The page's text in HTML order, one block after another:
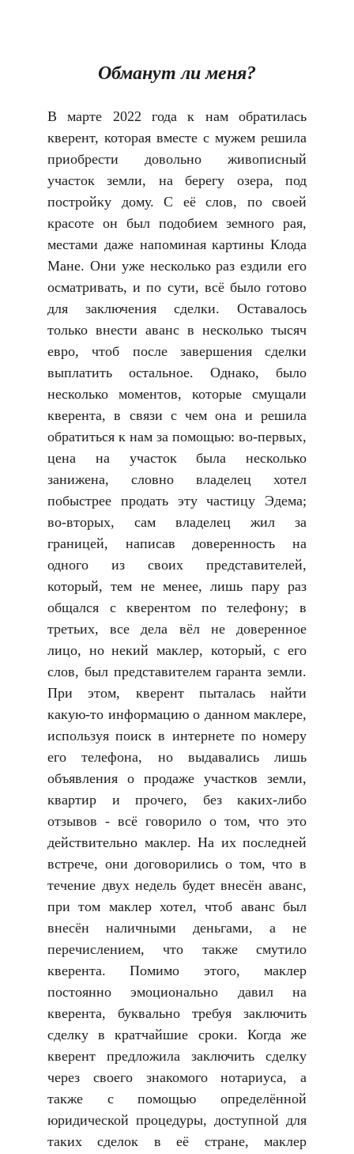
Обманут ли меня?
В марте 2022 года к нам обратилась
кверент, которая вместе с мужем решила
приобрести довольно живописный
участок земли, на берегу озера, под
постройку дому. С её слов, по своей
красоте он был подобием земного рая,
местами даже напоминая картины Клода
Мане. Они уже несколько раз ездили его
осматривать, и по сути, всё было готово
для заключения сделки. Оставалось
только внести аванс в несколько тысяч
евро, чтоб после завершения сделки
выплатить остальное. Однако, было
несколько моментов, которые смущали
кверента, в связи с чем она и решила
обратиться к нам за помощью: во-первых,
цена на участок была несколько
занижена, словно владелец хотел
побыстрее продать эту частицу Эдема;
во-вторых, сам владелец жил за
границей, написав доверенность на
одного из своих представителей,
который, тем не менее, лишь пару раз
общался с кверентом по телефону; в
третьих, все дела вёл не доверенное
лицо, но некий маклер, который, с его
слов, был представителем гаранта земли.
При этом, кверент пыталась найти
какую-то информацию о данном маклере,
используя поиск в интернете по номеру
его телефона, но выдавались лишь
объявления о продаже участков земли,
квартир и прочего, без каких-либо
отзывов - всё говорило о том, что это
действительно маклер. На их последней
встрече, они договорились о том, что в
течение двух недель будет внесён аванс,
при том маклер хотел, чтоб аванс был
внесён наличными деньгами, а не
перечислением, что также смутило
кверента. Помимо этого, маклер
постоянно эмоционально давил на
кверента, буквально требуя заключить
сделку в кратчайшие сроки. Когда же
кверент предложила заключить сделку
через своего знакомого нотариуса, а
также с помощью определённой
юридической процедуры, доступной для
таких сделок в её стране, маклер